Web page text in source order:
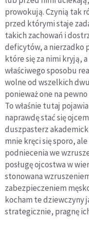
prowokują. Czynią tak
przed którymi staje
takich zachowań i
deficytów, a nierzadko
które się za nimi kryją,
właściwego sposobu
wolne od wszelkich
ponieważ one na
To właśnie tutaj
naprawdę stać się
duszpasterz
mnie kręci się sporo,
podniecenia we
posługę ojcostwa w
stonowana
zabezpieczeniem
kocham te dziewczyny
strategicznie, pragnę